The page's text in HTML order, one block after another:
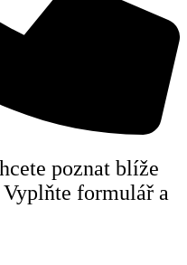
poznat blíže
formulář a